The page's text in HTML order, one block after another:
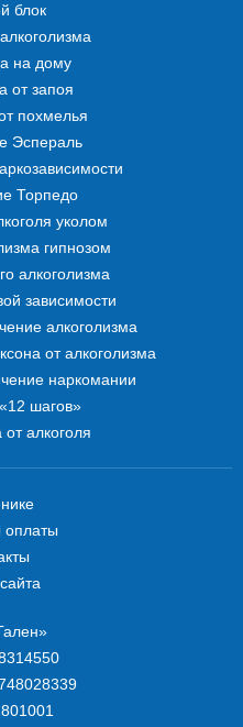
блок
на дому
от запоя
похмелья
Эспераль
Торпедо
уколом
гипнозом
алкоголизма
зависимости
алкоголизма
от алкоголизма
наркомании
шагов»
от алкоголя